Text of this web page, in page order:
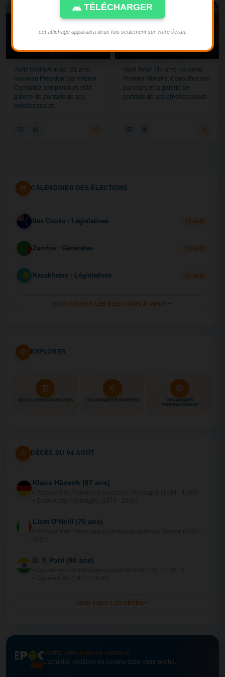
Source : Facebook du PR
Hafiz Uddin Ahmad (81 ans)
nouveau Président par intérim.
Consultez son parcours et la
galerie de portraits de ses
prédécesseurs
Vasil Tofan (44 ans) nouveau
Premier Ministre. Consultez son
parcours et la galerie de
portraits de ses prédécesseurs
CALENDRIER DES ÉLECTIONS
IL Iles Cooks : Législatives 12 août
Zambie : Générales 13 août
Kazakhstan : Législatives 23 août
VOIR TOUTES LES ÉLECTIONS À VENIR
EXPLORER
INSTITUTIONS FRANÇAISES ORGANISMES EUROPÉENS
ORGANISMES
INTERNATIONAUX
DÉCÈS DU 04 AOÛT
Klaus Hänsch (87 ans)
Liam O'Neill (70 ans)
D. Y. Patil (90 ans)
VOIR TOUS LES DÉCÈS
NOTRE APPLICATION ANDROID
L'actualité politique en continu dans votre poche.
TÉLÉCHARGER
cet affichage apparaitra deux fois seulement sur votre écran.